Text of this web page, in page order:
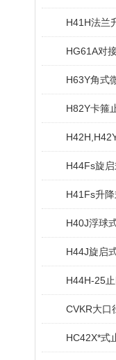
H41H法兰
HG61A对
H63Y角式
H82Y卡箍
H44Fs旋
H41Fs升
H40J浮球
H44J旋启
H44H-25
CVKR大口
HC42X*式